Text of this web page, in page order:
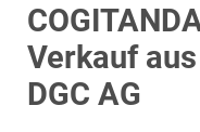
Verkauf
DGC AG